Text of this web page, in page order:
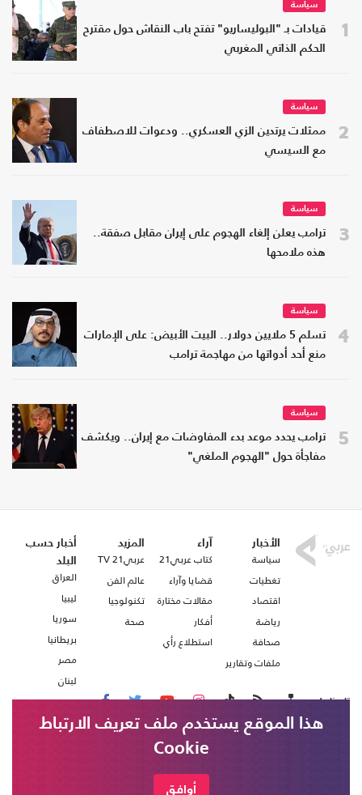
1
سياسة
قيادات بـ "البوليساريو" تفتح باب النقاش حول مقترح
الحكم الذاتي المغربي
2
سياسة
ممثلات يرتدين الزي العسكري.. ودعوات للاصطفاف
مع السيسي
3
سياسة
ترامب يعلن إلغاء الهجوم على إيران مقابل صفقة..
هذه ملامحها
4
سياسة
تسلم 5 ملايين دولار.. البيت الأبيض: على الإمارات
منع أحد أدواتها من مهاجمة ترامب
5
سياسة
ترامب يحدد موعد بدء المفاوضات مع إيران.. ويكشف
مفاجأة حول "الهجوم الملغي"
الأخبار
سياسة
تغطيات
اقتصاد
رياضة
صحافة
ملفات وتقارير
آراء
كتاب عربي21
قضايا وآراء
مقالات مختارة
أفكار
استطلاع رأي
المزيد
عربي21 TV
عالم الفن
تكنولوجيا
صحة
أخبار حسب
البلد
العراق
ليبيا
سوريا
بريطانيا
مصر
لبنان
تابعنا على
هذا الموقع يستخدم ملف تعريف الارتباط
Cookie
أوافق